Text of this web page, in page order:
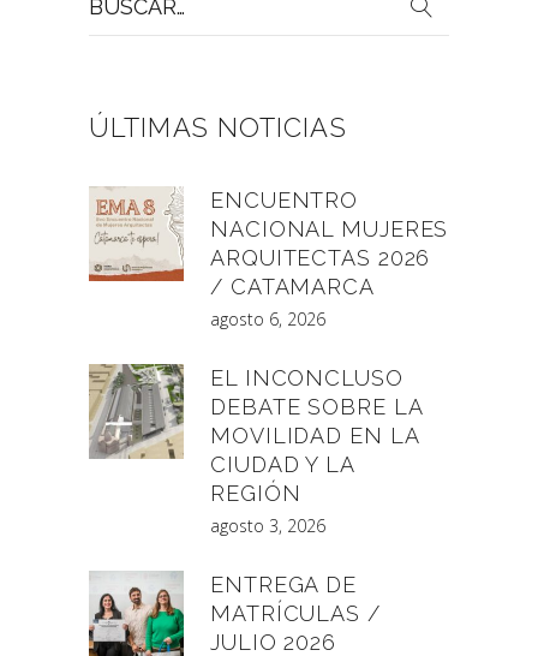
por:
ÚLTIMAS NOTICIAS
ENCUENTRO
NACIONAL MUJERES
ARQUITECTAS 2026
/ CATAMARCA
agosto 6, 2026
EL INCONCLUSO
DEBATE SOBRE LA
MOVILIDAD EN LA
CIUDAD Y LA
REGIÓN
agosto 3, 2026
ENTREGA DE
MATRÍCULAS /
JULIO 2026